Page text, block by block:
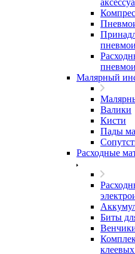
Малярный
Валики
Кисти
Пады
Расходные
Биты